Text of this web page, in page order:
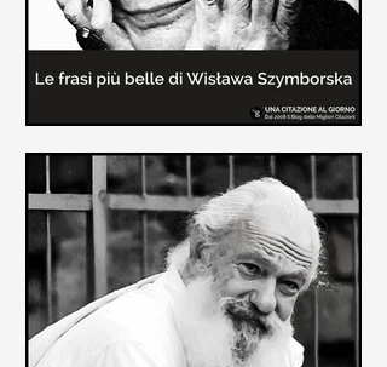
Le frasi più belle delle poesie di
Wisława Szymborska
In questa pagina sono raccolte le
migliori frasi brevi tratte dalle poesie
di Wisława Szymborska sull'amore e
sulla vita